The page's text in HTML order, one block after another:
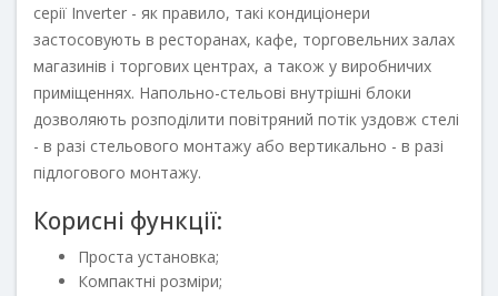
серії Inverter - як правило, такі кондиціонери
застосовують в ресторанах, кафе, торговельних залах
магазинів і торгових центрах, а також у виробничих
приміщеннях. Напольно-стельові внутрішні блоки
дозволяють розподілити повітряний потік уздовж стелі
- в разі стельового монтажу або вертикально - в разі
підлогового монтажу.
Корисні функції:
Проста установка;
Компактні розміри;